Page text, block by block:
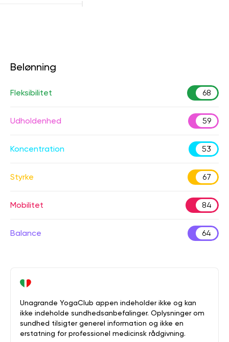
Belønning
Fleksibilitet 68
Udholdenhed 59
Koncentration 53
Styrke 67
Mobilitet 84
Balance 64
Unagrande YogaClub appen indeholder ikke og kan
ikke indeholde sundhedsanbefalinger. Oplysninger om
sundhed tilsigter generel information og ikke en
erstatning for professionel medicinsk rådgivning.